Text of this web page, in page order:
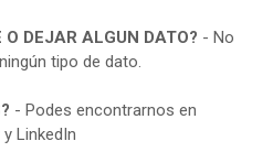
O DEJAR ALGUN DATO? - No
tipo de dato.
- Podes encontrarnos en
LinkedIn